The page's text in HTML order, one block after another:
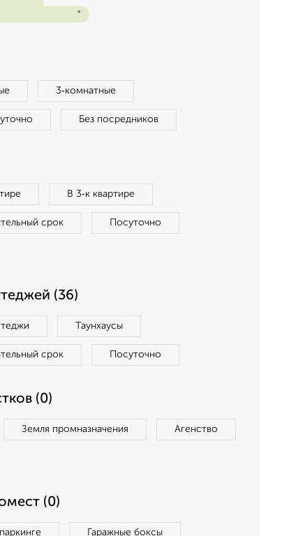
3‑комнатные
Без посредников
В 3‑к квартире
срок Посуточно
(36)
Таунхаусы
срок Посуточно
(0)
Земля промназначения Агенство
(0)
Гаражные боксы